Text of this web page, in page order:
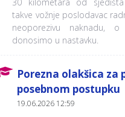
takve vožnje poslodavac
neoporezivu naknadu,
donosimo u nastavku.
Porezna olakšica za
posebnom postupku
19.06.2026 12:59